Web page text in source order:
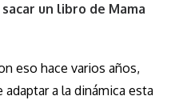
un libro de Mama
eso hace varios años,
a la dinámica esta